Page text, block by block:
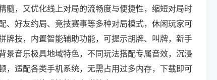
髓，又优化线上对局的流畅度与便捷性，缩短对局时
、好友约局、竞技赛事等多种对局模式，休闲玩家可
牌技，内置智能辅助功能，可提示胡牌、叫牌，新手
景音乐极具地域特色，不同玩法搭配专属音效，沉浸
，适配各类手机系统，无需占用过多内存，下载即可